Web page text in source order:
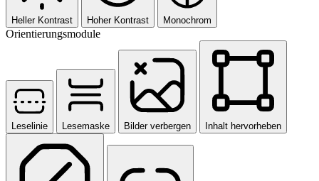
Heller Kontrast Hoher Kontrast Monochrom
Orientierungsmodule
Leselinie Lesemaske Bilder verbergen Inhalt hervorheben